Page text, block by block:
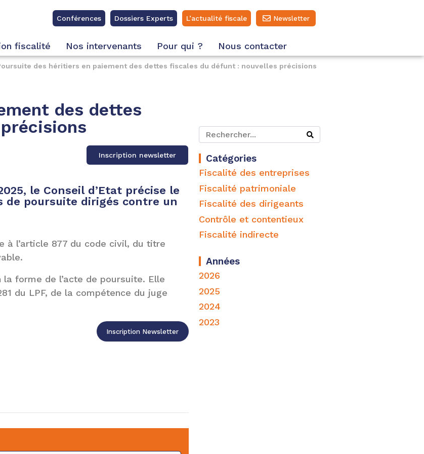
Conférences Dossiers Experts L’actualité fiscale Newsletter
fiscalité Nos intervenants Pour qui ? Nous contacter
des héritiers en paiement des dettes fiscales du défunt : nouvelles précisions
des dettes
Inscription newsletter
le Conseil d’Etat précise le
de poursuite dirigés contre un
à l’article 877 du code civil, du titre
forme de l’acte de poursuite. Elle
du LPF, de la compétence du juge
Inscription Newsletter
Catégories
Fiscalité des entreprises
Fiscalité patrimoniale
Fiscalité des dirigeants
Contrôle et contentieux
Fiscalité indirecte
Années
2026
2025
2024
2023